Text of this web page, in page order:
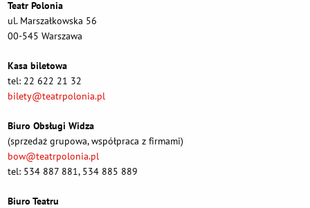
Teatr Polonia
ul. Marszałkowska 56
00-545 Warszawa
Kasa biletowa
tel: 22 622 21 32
bilety@teatrpolonia.pl
Biuro Obsługi Widza
(sprzedaż grupowa, współpraca z firmami)
bow@teatrpolonia.pl
tel: 534 887 881, 534 885 889
Biuro Teatru